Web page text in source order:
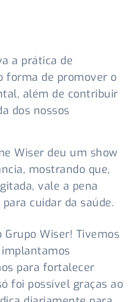
a prática de
forma de promover o
além de contribuir
dos nossos
Wiser deu um show
mostrando que,
vale a pena
cuidar da saúde.
Wiser! Tivemos
para fortalecer
foi possível graças ao